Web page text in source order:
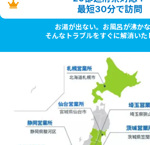
最短30分で訪問
お湯が出ない。お風呂が沸かな
そんなトラブルをすぐに解消いた